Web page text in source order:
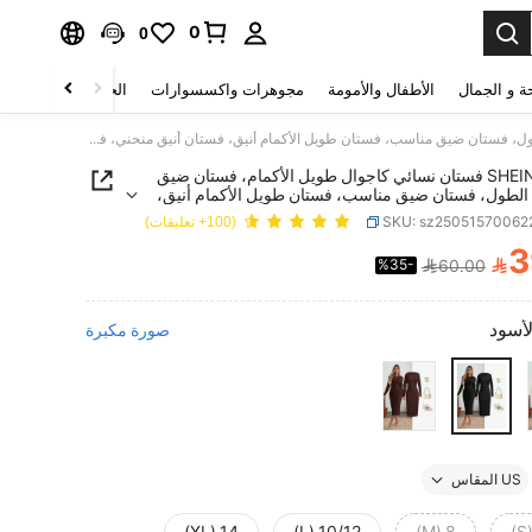
0
0
و الجمال الأطفال والأمومة مجوهرات واكسسوارات الحقائب والأمتعة
SHEIN LUNE فستان نسائي كاجوال طويل الأكمام، فستان ضيق متوسط الطول، فستان ضيق مناسب، فستان طويل الأكمام أنيق، فستان أنيق منحني، فستان أنيق متوسط الطول، فساتين نسائية أنيقة، فستان أسود، كاجوال
SHEIN LUNE فستان نسائي كاجوال طويل الأكمام، فستان ضيق
فستان ضيق مناسب، فستان طويل الأكمام أنيق،
منحني، فستان أنيق متوسط الطول، فساتين نسائية
أسود، كاجوال
SKU: (100+ تعليقات)
PRICE AND 
60.00
%35-
صورة مكبرة
US المقاس